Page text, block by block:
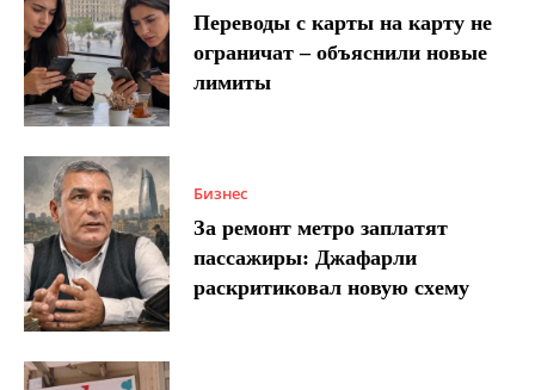
Переводы с карты на карту не
ограничат – объяснили новые
лимиты
Бизнес
За ремонт метро заплатят
пассажиры: Джафарли
раскритиковал новую схему